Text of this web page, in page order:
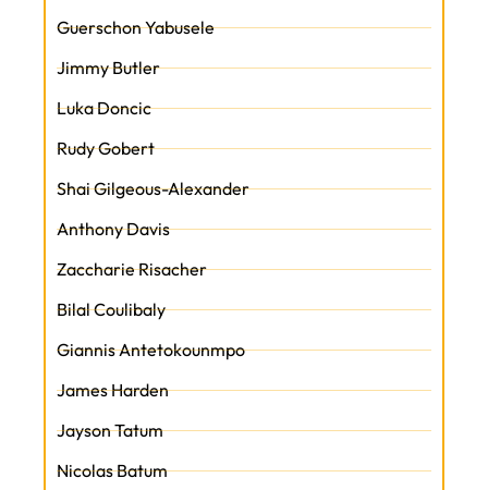
Guerschon Yabusele
Jimmy Butler
Luka Doncic
Rudy Gobert
Shai Gilgeous-Alexander
Anthony Davis
Zaccharie Risacher
Bilal Coulibaly
Giannis Antetokounmpo
James Harden
Jayson Tatum
Nicolas Batum